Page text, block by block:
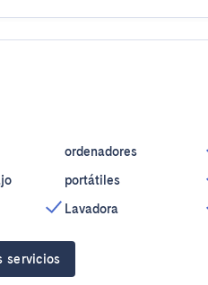
ordenadores
portátiles
Lavadora
servicios